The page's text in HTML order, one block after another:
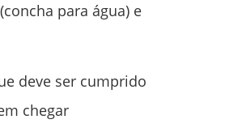
para água) e
deve ser cumprido
chegar